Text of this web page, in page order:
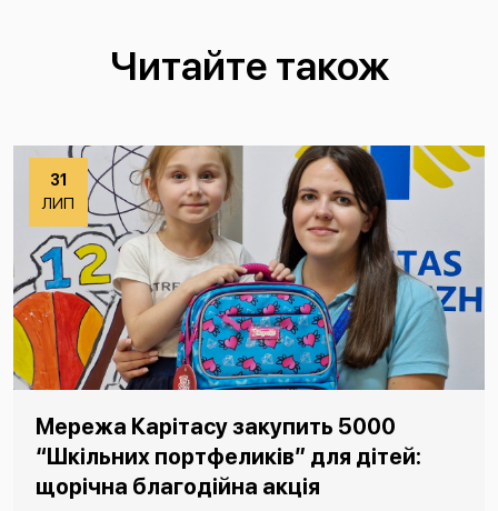
Читайте також
31
ЛИП
Мережа Карітасу закупить 5000
“Шкільних портфеликів” для дітей:
щорічна благодійна акція